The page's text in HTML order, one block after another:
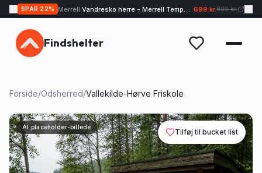
SPAR 22% Merrell Vandresko herre - Merrell Tempo EXP - Sand 699 kr.899 kr.
Findshelter
Forside/Odsherred/Vallekilde-Hørve Friskole
AI placeholder-billede
Tilføj til bucket list